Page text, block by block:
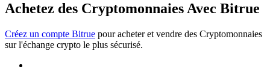
Analyse de mégadonnées, y compris des informations
commerciales, etc.
Achetez des Cryptomonnaies Avec Bitrue
Créez un compte Bitrue pour acheter et vendre des Cryptomonnaies
sur l'échange crypto le plus sécurisé.